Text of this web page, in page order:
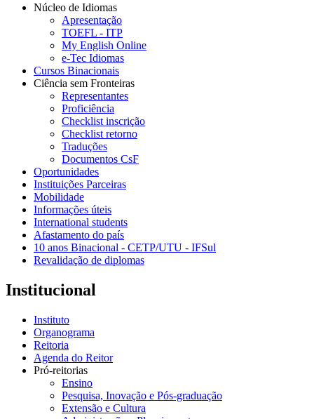
Núcleo de Idiomas
Apresentação
TOEFL - ITP
My English Online
e-Tec Idiomas
Cursos Binacionais
Ciência sem Fronteiras
Representantes
Proficiência
Checklist inscrição
Checklist retorno
Traduções
Documentos CsF
Oportunidades
Instituições Parceiras
Mobilidade
Informações úteis
International students
Afastamento do país
10 anos Binacional - CETP/UTU - IFSul
Revalidação de diplomas
Institucional
Instituto
Organograma
Reitoria
Agenda do Reitor
Pró-reitorias
Ensino
Pesquisa, Inovação e Pós-graduação
Extensão e Cultura